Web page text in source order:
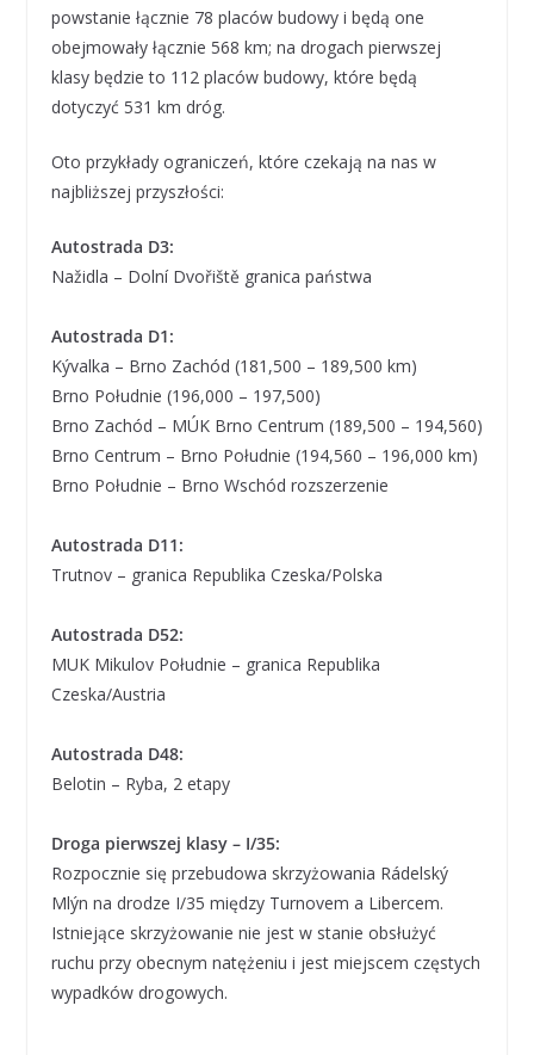
powstanie łącznie 78 placów budowy i będą one
obejmowały łącznie 568 km; na drogach pierwszej
klasy będzie to 112 placów budowy, które będą
dotyczyć 531 km dróg.
Oto przykłady ograniczeń, które czekają na nas w
najbliższej przyszłości:
Autostrada D3:
Nažidla – Dolní Dvořiště granica państwa
Autostrada D1:
Kývalka – Brno Zachód (181,500 – 189,500 km)
Brno Południe (196,000 – 197,500)
Brno Zachód – MÚK Brno Centrum (189,500 – 194,560)
Brno Centrum – Brno Południe (194,560 – 196,000 km)
Brno Południe – Brno Wschód rozszerzenie
Autostrada D11:
Trutnov – granica Republika Czeska/Polska
Autostrada D52:
MUK Mikulov Południe – granica Republika
Czeska/Austria
Autostrada D48:
Belotin – Ryba, 2 etapy
Droga pierwszej klasy – I/35:
Rozpocznie się przebudowa skrzyżowania Rádelský
Mlýn na drodze I/35 między Turnovem a Libercem.
Istniejące skrzyżowanie nie jest w stanie obsłużyć
ruchu przy obecnym natężeniu i jest miejscem częstych
wypadków drogowych.